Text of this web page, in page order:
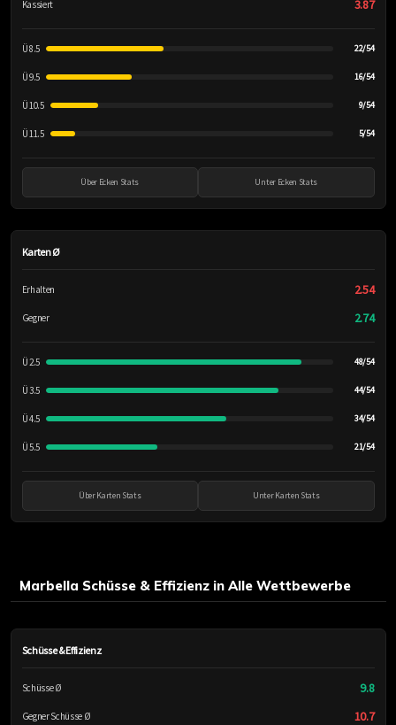
Kassiert 3.87
Ü 8.5 22/54
Ü 9.5 16/54
Ü 10.5 9/54
Ü 11.5 5/54
Über Ecken Stats Unter Ecken Stats
Karten Ø
Erhalten 2.54
Gegner 2.74
Ü 2.5 48/54
Ü 3.5 44/54
Ü 4.5 34/54
Ü 5.5 21/54
Über Karten Stats Unter Karten Stats
Marbella Schüsse & Effizienz in Alle Wettbewerbe
Schüsse & Effizienz
Schüsse Ø 9.8
Gegner Schüsse Ø 10.7